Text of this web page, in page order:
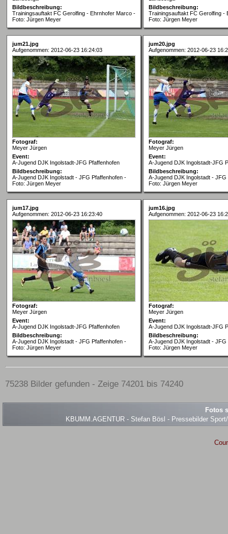
Bildbeschreibung:
Trainingsauftakt FC Gerolfing - Ehrnhofer Marco -
Foto: Jürgen Meyer
Bildbeschreibung:
Trainingsauftakt FC Gerolfing -
Foto: Jürgen Meyer
jum21.jpg
Aufgenommen: 2012-06-23 16:24:03
Fotograf:
Meyer Jürgen
Event:
A-Jugend DJK Ingolstadt-JFG Pfaffenhofen
Bildbeschreibung:
A-Jugend DJK Ingolstadt - JFG Pfaffenhofen -
Foto: Jürgen Meyer
jum20.jpg
Aufgenommen: 2012-06-23
Fotograf:
Meyer Jürgen
Event:
A-Jugend DJK Ingolstadt-JFG
Bildbeschreibung:
A-Jugend DJK Ingolstadt - JFG
Foto: Jürgen Meyer
jum17.jpg
Aufgenommen: 2012-06-23 16:23:40
Fotograf:
Meyer Jürgen
Event:
A-Jugend DJK Ingolstadt-JFG Pfaffenhofen
Bildbeschreibung:
A-Jugend DJK Ingolstadt - JFG Pfaffenhofen -
Foto: Jürgen Meyer
jum16.jpg
Aufgenommen: 2012-06-23
Fotograf:
Meyer Jürgen
Event:
A-Jugend DJK Ingolstadt-JFG
Bildbeschreibung:
A-Jugend DJK Ingolstadt - JFG
Foto: Jürgen Meyer
75238 Bilder gefunden - Zeige 74201 bis 74240
Fotos
KBUMM.AGENTUR - Stefan Bösl - Pressebilder